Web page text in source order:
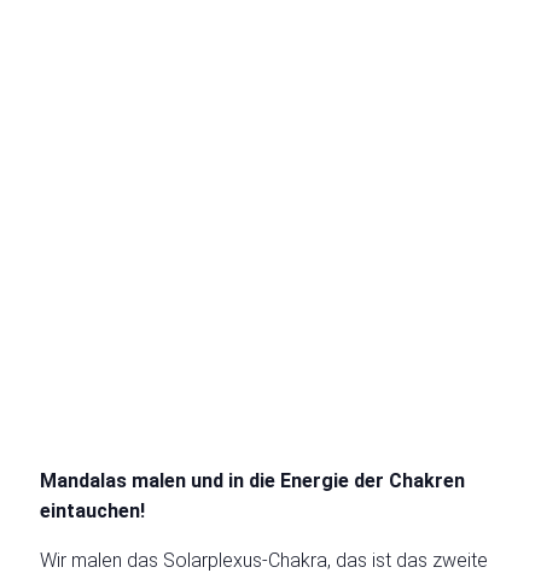
Mandalas malen und in die Energie der Chakren
eintauchen!
Wir malen das Solarplexus-Chakra, das ist das zweite